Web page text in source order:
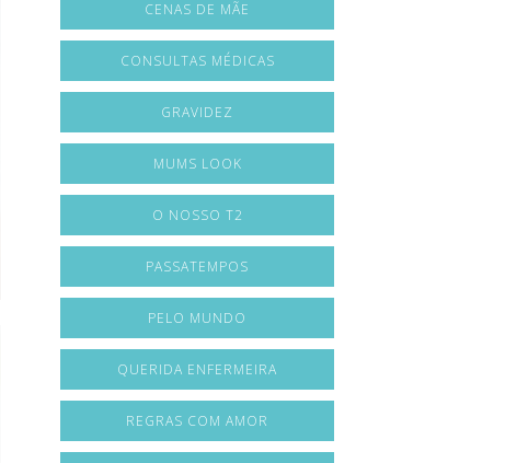
CENAS DE MÃE
CONSULTAS MÉDICAS
GRAVIDEZ
MUMS LOOK
O NOSSO T2
PASSATEMPOS
PELO MUNDO
QUERIDA ENFERMEIRA
REGRAS COM AMOR